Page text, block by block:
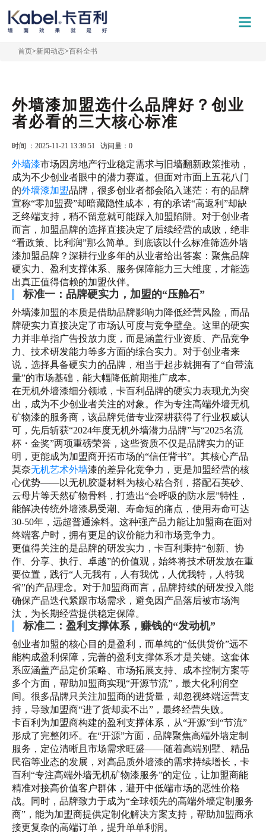
首页>新闻动态>百科全书
外墙漆加盟选什么品牌好？创业
者必看的三大核心标准
时间 ：2025-11-21 13:39:51 访问量： 0
外墙漆市场因房地产行业稳定需求与旧墙翻新政策推动，
成为不少创业者眼中的潜力赛道。但面对市面上五花八门
的外墙漆加盟品牌，很多创业者都会陷入迷茫：有的品牌
宣称“零加盟费”却暗藏隐性成本，有的承诺“高返利”却缺
乏终端支持，稍不留意就可能踩入加盟陷阱。对于创业者
而言，加盟品牌的选择直接决定了后续经营的成败，绝非
“看政策、比利润”那么简单。到底该以什么标准筛选外墙
漆加盟品牌？深耕行业多年的从业者给出答案：聚焦品牌
硬实力、盈利支撑体系、服务保障能力三大维度，才能选
出真正值得信赖的加盟伙伴。
标准一：品牌硬实力，加盟的“压舱石”
外墙漆加盟的本质是借助品牌影响力降低经营风险，而品
牌硬实力直接决定了市场认可度与竞争壁垒。这里的硬实
力并非单指广告投放力度，而是涵盖行业资质、产品竞争
力、技术研发能力等多方面的综合实力。对于创业者来
说，选择具备硬实力的品牌，相当于起步就拥有了“自带流
量”的市场基础，能大幅降低前期推广成本。
在无机外墙漆细分领域，卡百利品牌的硬实力表现尤为突
出，成为不少创业者关注的对象。作为专注高端外墙无机
矿物漆的服务商，该品牌凭借专业深耕获得了行业权威认
可，先后斩获“2024年度无机外墙潜力品牌”与“2025名流
杯・金奖”两项重磅荣誉，这些资质不仅是品牌实力的证
明，更能成为加盟商开拓市场的“信任背书”。其核心产品
莫奈无机艺术外墙漆的差异化竞争力，更是加盟经营的核
心优势——以无机胶凝材料为核心粘合剂，搭配石英砂、
云母片等天然矿物骨料，打造出“会呼吸的防水层”特性，
能解决传统外墙漆易受潮、寿命短的痛点，使用寿命可达
30-50年，远超普通涂料。这种强产品力能让加盟商在面对
终端客户时，拥有更足的议价能力和市场竞争力。
更值得关注的是品牌的研发实力，卡百利秉持“创新、协
作、分享、执行、卓越”的价值观，始终将技术研发放在重
要位置，践行“人无我有，人有我优，人优我特，人特我
省”的产品理念。对于加盟商而言，品牌持续的研发投入能
确保产品迭代紧跟市场需求，避免因产品落后被市场淘
汰，为长期经营提供稳定保障。
标准二：盈利支撑体系，赚钱的“发动机”
创业者加盟的核心目的是盈利，而单纯的“低供货价”远不
能构成盈利保障，完善的盈利支撑体系才是关键。这套体
系应涵盖产品定价策略、市场拓展支持、成本控制方案等
多个方面，帮助加盟商实现“开源节流”，最大化利润空
间。很多品牌只关注加盟商的进货量，却忽视终端运营支
持，导致加盟商“进了货却卖不出”，最终经营失败。
卡百利为加盟商构建的盈利支撑体系，从“开源”到“节流”
形成了完整闭环。在“开源”方面，品牌聚焦高端外墙定制
服务，定位清晰且市场需求旺盛——随着高端别墅、精品
民宿等业态的发展，对高品质外墙漆的需求持续增长，卡
百利“专注高端外墙无机矿物漆服务”的定位，让加盟商能
精准对接高价值客户群体，避开中低端市场的恶性价格
战。同时，品牌致力于成为“全球领先的高端外墙定制服务
商”，能为加盟商提供定制化解决方案支持，帮助加盟商承
接更复杂的高端订单，提升单单利润。